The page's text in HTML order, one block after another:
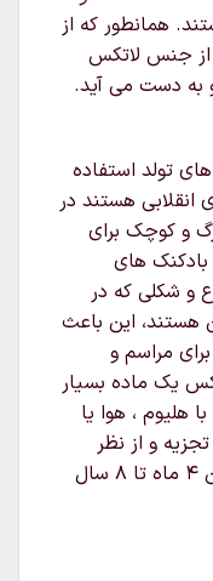
همانطور که از
از جنس لاتکس
به دست می آید.
تولد استفاده
انقلابی هستند در
و کوچک برای
بادکنک های
و شکلی که در
هستند، این باعث
مراسم و
یک ماده بسیار
هلیوم ، هوا یا
و از نظر
محیط زیست ایمن هستند، آنها بین ۴ ماه تا ۸ سال